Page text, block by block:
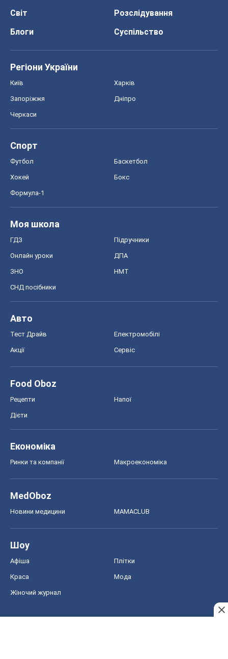
Світ
Розслідування
Блоги
Суспільство
Регіони України
Київ Харків
Запоріжжя Дніпро
Черкаси
Спорт
Футбол Баскетбол
Хокей Бокс
Формула-1
Моя школа
ГДЗ Підручники
Онлайн уроки ДПА
ЗНО НМТ
СНД посібники
Авто
Тест Драйв Електромобілі
Акції Сервіс
Food Oboz
Рецепти Напої
Дієти
Економіка
Ринки та компанії Макроекономіка
MedOboz
Новини медицини MAMACLUB
Шоу
Афіша Плітки
Краса Мода
Жіночий журнал